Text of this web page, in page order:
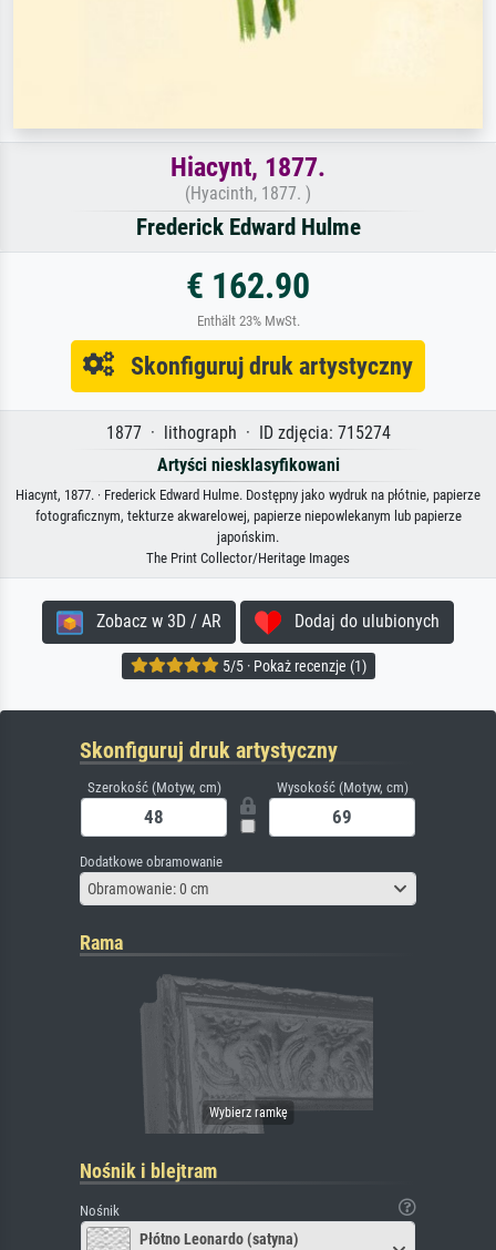
Hiacynt, 1877.
(Hyacinth, 1877. )
Frederick Edward Hulme
€ 162.90
Enthält 23% MwSt.
Skonfiguruj druk artystyczny
1877 · lithograph · ID zdjęcia: 715274
Artyści niesklasyfikowani
Hiacynt, 1877. · Frederick Edward Hulme. Dostępny jako wydruk na płótnie, papierze
fotograficznym, tekturze akwarelowej, papierze niepowlekanym lub papierze
japońskim.
The Print Collector/Heritage Images
Zobacz w 3D / AR Dodaj do ulubionych
5/5 · Pokaż recenzje (1)
Skonfiguruj druk artystyczny
Szerokość (Motyw, cm) Wysokość (Motyw, cm)
Dodatkowe obramowanie
Obramowanie: 0 cm
Rama
Nośnik i blejtram
Nośnik
Płótno Leonardo (satyna)